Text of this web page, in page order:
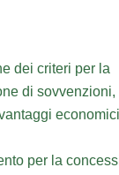
dei criteri per la
di sovvenzioni,
economici
per la